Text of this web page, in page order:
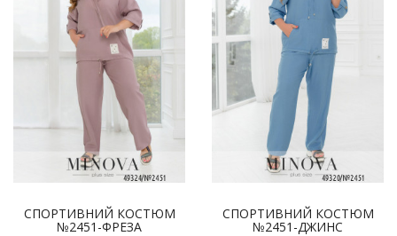
СПОРТИВНИЙ КОСТЮМ
№2451-ФРЕЗА
СПОРТИВНИЙ КОСТЮМ
№2451-ДЖИНС